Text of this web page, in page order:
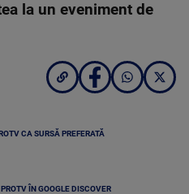
la un eveniment de
CA SURSĂ PREFERATĂ
ÎN GOOGLE DISCOVER